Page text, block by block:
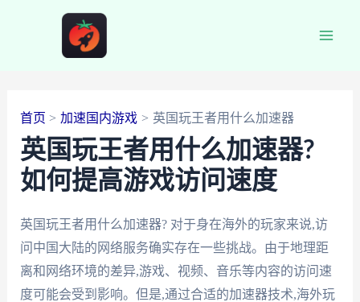
首页 加速国内游戏 英国玩王者用什么加速器
英国玩王者用什么加速器?
如何提高游戏访问速度
英国玩王者用什么加速器? 对于身在海外的玩家来说,访
问中国大陆的网络服务确实存在一些挑战。由于地理距
离和网络环境的差异,游戏、视频、音乐等内容的访问速
度可能会受到影响。但是,通过合适的加速器技术,海外玩